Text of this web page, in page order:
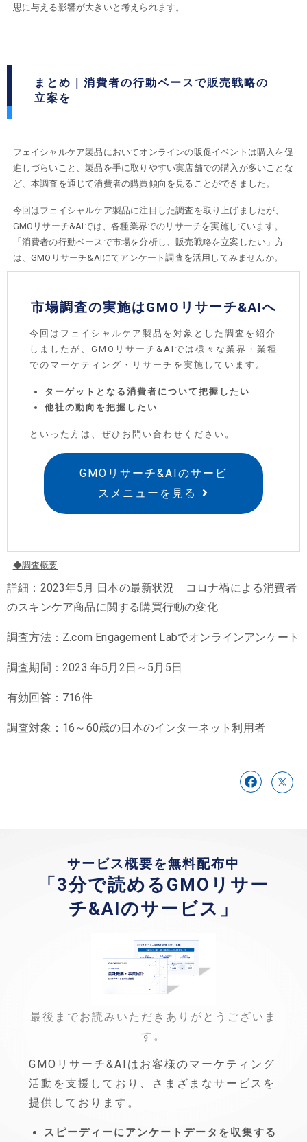
思に与える影響が大きいと考えられます。
まとめ｜消費者の行動ベースで販売戦略の
立案を
フェイシャルケア製品においてオンラインの販促イベントは購入を促
進しづらいこと、製品を手に取りやすい実店舗での購入が多いことな
ど、本調査を通じて消費者の購買傾向を見ることができました。
今回はフェイシャルケア製品に注目した調査を取り上げましたが、
GMOリサーチ&AIでは、各種業界でのリサーチを実施しています。
「消費者の行動ベースで市場を分析し、販売戦略を立案したい」方
は、GMOリサーチ&AIにてアンケート調査を活用してみませんか。
市場調査の実施はGMOリサーチ&AIへ
今回はフェイシャルケア製品を対象とした調査を紹介
しましたが、GMOリサーチ&AIでは様々な業界・業種
でのマーケティング・リサーチを実施しています。
ターゲットとなる消費者について把握したい
他社の動向を把握したい
といった方は、ぜひお問い合わせください。
GMOリサーチ&AIのサービ
スメニューを見る
◆調査概要
詳細：2023年5月 日本の最新状況 コロナ禍による消費者
のスキンケア商品に関する購買⾏動の変化
調査方法：Z.com Engagement Labでオンラインアンケート
調査期間：2023 年5月2日～5月5日
有効回答：716件
調査対象：16～60歳の日本のインターネット利用者
サービス概要を無料配布中
「3分で読めるGMOリサー
チ&AIのサービス」
最後までお読みいただきありがとうございま
す。
GMOリサーチ&AIはお客様のマーケティング
活動を支援しており、さまざまなサービスを
提供しております。
スピーディーにアンケートデータを収集する